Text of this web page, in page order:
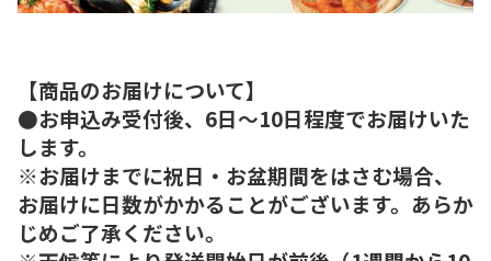
【商品のお届けについて】
●お申込み受付後、6日～10日程度でお届けいた
します。
※お届けまでに祝日・お盆期間をはさむ場合、
お届けに日数がかかることがございます。あらか
じめご了承ください。